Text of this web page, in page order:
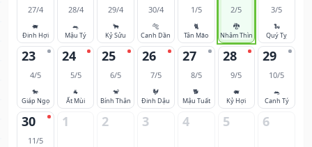
27/4
🐖
Đinh Hợi
28/4
🐀
Mậu Tý
29/4
🐂
Kỷ Sửu
30/4
🐅
Canh Dần
1/5
🐈
Tân Mão
2/5
🐉
Nhâm Thìn
3/5
🐍
Quý Tỵ
23
4/5
🐎
Giáp Ngọ
24
5/5
🐐
Ất Mùi
25
6/5
🐒
Bính Thân
26
7/5
🐓
Đinh Dậu
27
8/5
🐕
Mậu Tuất
28
9/5
🐖
Kỷ Hợi
29
10/5
🐀
Canh Tý
30
11/5
1 2 3 4 5 6